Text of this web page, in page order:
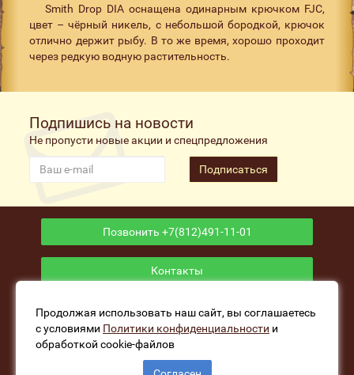
Smith Drop DIA оснащена одинарным крючком FJC,
цвет – чёрный никель, с небольшой бородкой, крючок
отлично держит рыбу. В то же время, хорошо проходит
через редкую водную растительность.
Подпишись на новости
Не пропусти новые акции и спецпредложения
Подписаться
Позвонить +7(812)491-11-01
Контакты
Приложение
www.fishers-house.ru - Рыболовный магазин Избушка
Продолжая использовать наш сайт, вы соглашаетесь
с условиями Политики конфиденциальности и
обработкой cookie-файлов